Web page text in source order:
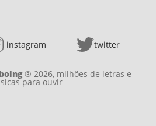
instagram twitter
® 2026, milhões de letras e
para ouvir